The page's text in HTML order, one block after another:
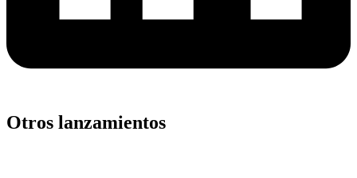
Otros lanzamientos